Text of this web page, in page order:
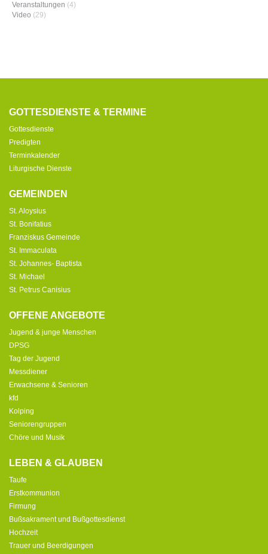
Veranstaltungen (4)
Video (29)
GOTTESDIENSTE & TERMINE
Gottesdienste
Predigten
Terminkalender
Liturgische Dienste
GEMEINDEN
St. Aloysius
St. Bonifatius
Franziskus Gemeinde
St. Immaculata
St. Johannes- Baptista
St. Michael
St. Petrus Canisius
OFFENE ANGEBOTE
Jugend & junge Menschen
DPSG
Tag der Jugend
Messdiener
Erwachsene & Senioren
kfd
Kolping
Seniorengruppen
Chöre und Musik
LEBEN & GLAUBEN
Taufe
Erstkommunion
Firmung
Bußsakrament und Bußgottesdienst
Hochzeit
Trauer und Beerdigungen